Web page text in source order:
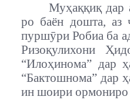
Муҳаққиқ дар
ро баён дошта, аз
пуршӯри Робиа ба
Ризоқулихони
“Илоҳинома” дар
“Бактошнома” дар
ин шоири ормониро